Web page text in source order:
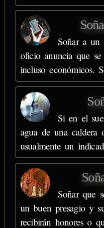
Soñar a un
oficio anuncia que se
incluso económicos.
Si en el
agua de una caldera
usualmente un
Soñar que
un buen presagio y
recibirán honores o